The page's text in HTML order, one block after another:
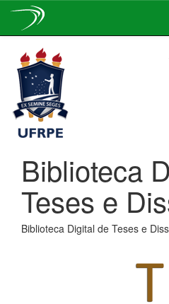
navigation
Biblioteca
Teses e
Biblioteca Digital de Teses e